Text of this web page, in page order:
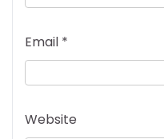
Email *
Website